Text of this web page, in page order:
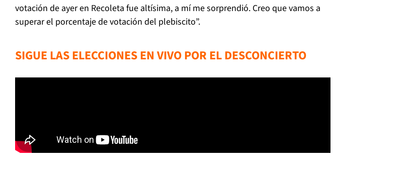
votación de ayer en Recoleta fue altísima, a mí me sorprendió. Creo que vamos a
superar el porcentaje de votación del plebiscito”.
SIGUE LAS ELECCIONES EN VIVO POR EL DESCONCIERTO